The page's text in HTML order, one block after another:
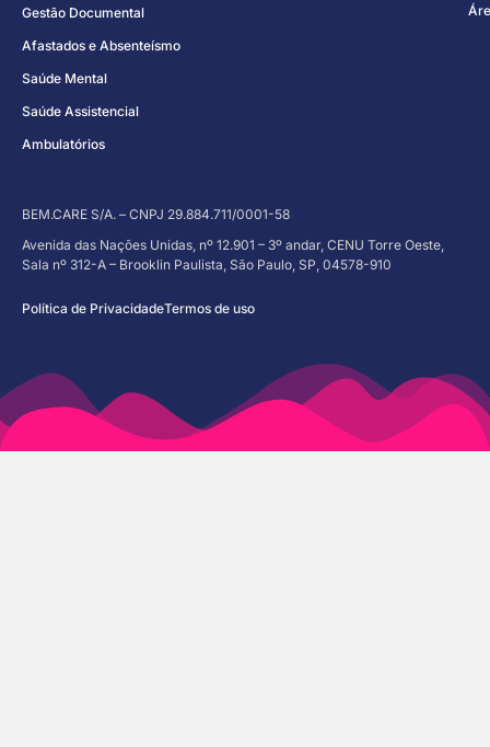
Gestão Documental
Afastados e Absenteísmo
Saúde Mental
Saúde Assistencial
Ambulatórios
BEM.CARE S/A. – CNPJ 29.884.711/0001-58
Avenida das Nações Unidas, nº 12.901 – 3º andar, CENU Torre Oeste,
Sala nº 312-A – Brooklin Paulista, São Paulo, SP, 04578-910
Política de PrivacidadeTermos de uso